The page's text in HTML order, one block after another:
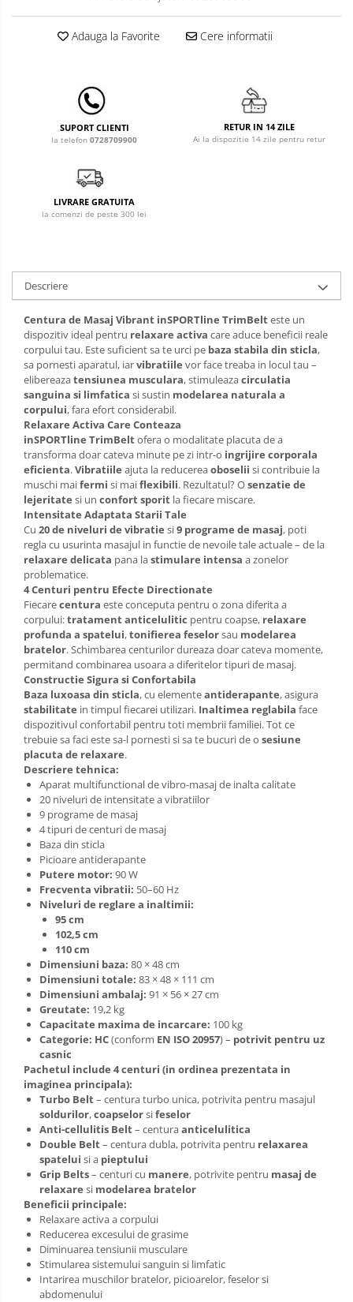
Covorase de joaca
Lampi de veghe
Mobilier Birou
Saltele de infasat
Adauga la Favorite Cere informatii
SUPORT CLIENTI
la telefon 0728709900
RETUR IN 14 ZILE
Ai la dispozitie 14 zile pentru retur
LIVRARE GRATUITA
la comenzi de peste 300 lei
Descriere
Centura de Masaj Vibrant inSPORTline TrimBelteste un
dispozitiv ideal pentru relaxare activa care aduce beneficii reale
corpului tau. Este suficient sa te urci pe baza stabila din sticla,
sa pornesti aparatul, iarvibratiile vor face treaba in locul tau –
elibereazatensiunea musculara, stimuleazacirculatia
sanguina si limfatica si sustin modelarea naturala a
corpului, fara efort considerabil.
Relaxare Activa Care Conteaza
inSPORTline TrimBeltofera o modalitate placuta de a
transforma doar cateva minute pe zi intr-o ingrijire corporala
eficienta.Vibratiile ajuta la reducereaoboselii si contribuie la
muschi maifermi si maiflexibili. Rezultatul? Osenzatie de
lejeritate si un confort sporit la fiecare miscare.
Intensitate Adaptata Starii Tale
Cu 20 de niveluri de vibratie si9 programe de masaj, poti
regla cu usurinta masajul in functie de nevoile tale actuale – de la
relaxare delicata pana lastimulare intensa a zonelor
problematice.
4 Centuri pentru Efecte Directionate
Fiecarecentura este conceputa pentru o zona diferita a
corpului:tratament anticelulitic pentru coapse, relaxare
profunda a spatelui,tonifierea feselorsau modelarea
bratelor. Schimbarea centurilor dureaza doar cateva momente,
permitand combinarea usoara a diferitelor tipuri de masaj.
Constructie Sigura si Confortabila
Baza luxoasa din sticla, cu elementeantiderapante, asigura
stabilitate in timpul fiecarei utilizari. Inaltimea reglabila face
dispozitivul confortabil pentru toti membrii familiei. Tot ce
trebuie sa faci este sa-l pornesti si sa te bucuri de o sesiune
placuta de relaxare.
Descriere tehnica:
Aparat multifunctional de vibro-masaj de inalta calitate
20 niveluri de intensitate a vibratiilor
9 programe de masaj
4 tipuri de centuri de masaj
Baza din sticla
Picioare antiderapante
Putere motor: 90 W
Frecventa vibratii: 50–60 Hz
Niveluri de reglare a inaltimii:
95 cm
102,5 cm
110 cm
Dimensiuni baza: 80 × 48 cm
Dimensiuni totale: 83 × 48 × 111 cm
Dimensiuni ambalaj: 91 × 56 × 27 cm
Greutate: 19,2 kg
Capacitate maxima de incarcare: 100 kg
Categorie: HC(conform EN ISO 20957) – potrivit pentru uz
casnic
Pachetul include 4 centuri (in ordinea prezentata in
imaginea principala):
Turbo Belt– centura turbo unica, potrivita pentru masajul
soldurilor,coapselorsifeselor
Anti-cellulitis Belt– centuraanticelulitica
Double Belt– centura dubla, potrivita pentru relaxarea
spatelui si a pieptului
Grip Belts– centuri cu manere, potrivite pentru masaj de
relaxare si modelarea bratelor
Beneficii principale:
Relaxare activa a corpului
Reducerea excesului de grasime
Diminuarea tensiunii musculare
Stimularea sistemului sanguin si limfatic
Intarirea muschilor bratelor, picioarelor, feselor si
abdomenului